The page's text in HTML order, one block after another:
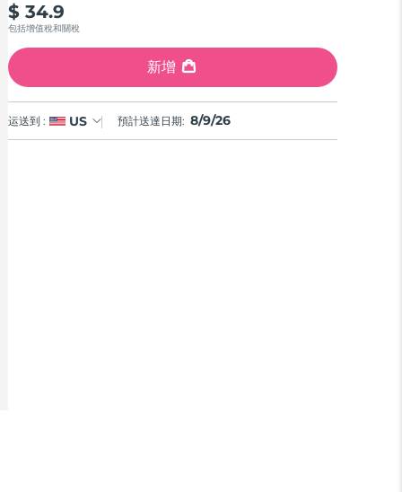
$ 34.9
包括增值稅和關稅
新增
运送到 : US 預計送達日期: 8/9/26